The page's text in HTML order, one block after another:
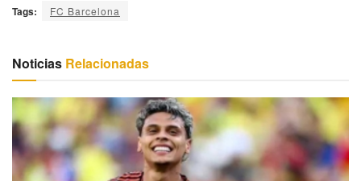
Tags: FC Barcelona
Noticias Relacionadas